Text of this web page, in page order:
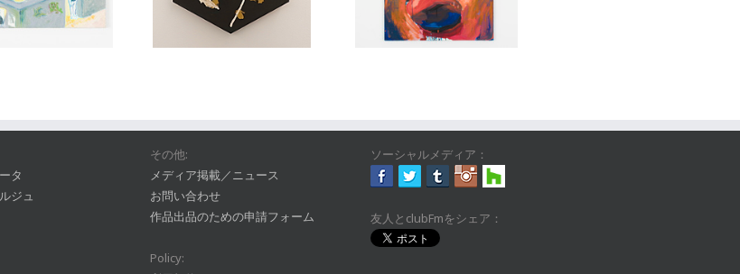
タ
ジュ
その他:
メディア掲載／ニュース
お問い合わせ
作品出品のための申請フォーム
Policy:
ソーシャルメディア：
友人とclubFmをシェア：